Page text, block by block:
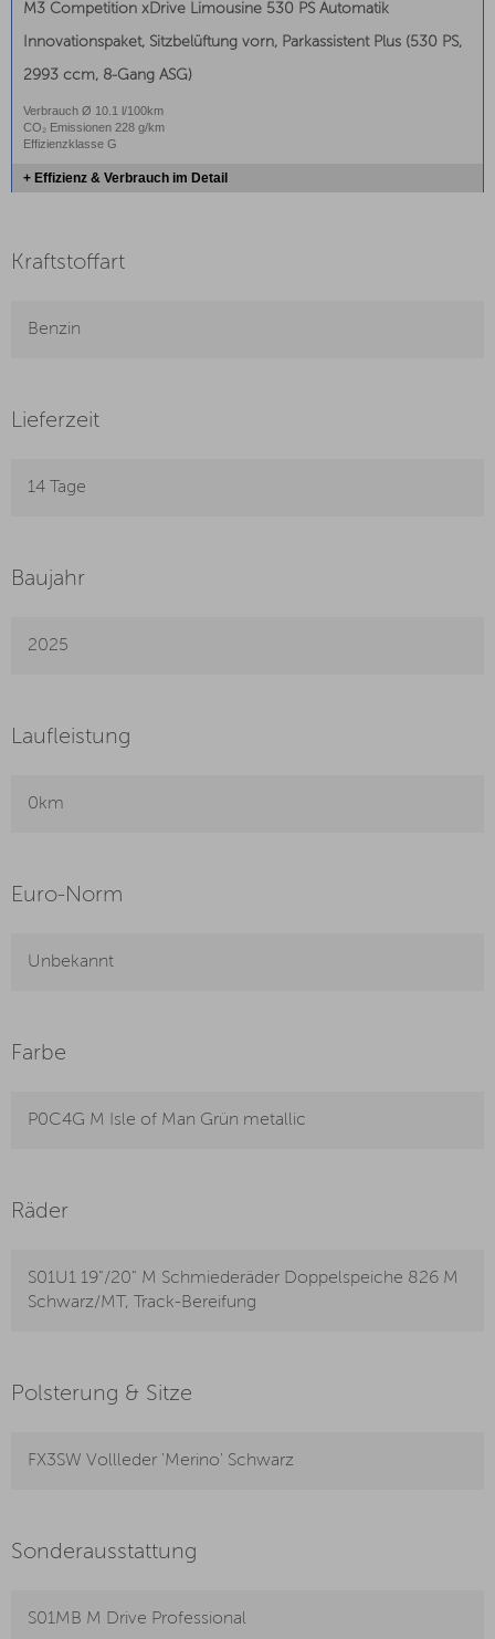
M3 Competition xDrive Limousine 530 PS Automatik
Innovationspaket, Sitzbelüftung vorn, Parkassistent Plus (530 PS,
2993 ccm, 8-Gang ASG)
Verbrauch Ø 10.1 l/100km
CO₂ Emissionen 228 g/km
Effizienzklasse G
+ Effizienz & Verbrauch im Detail
Kraftstoffart
Benzin
Lieferzeit
14 Tage
Baujahr
2025
Laufleistung
0km
Euro-Norm
Unbekannt
Farbe
P0C4G M Isle of Man Grün metallic
Räder
S01U1 19"/20" M Schmiederäder Doppelspeiche 826 M
Schwarz/MT, Track-Bereifung
Polsterung & Sitze
FX3SW Vollleder 'Merino' Schwarz
Sonderausstattung
S01MB M Drive Professional